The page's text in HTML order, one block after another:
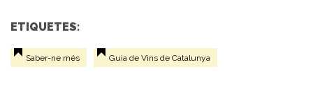
ETIQUETES:
Saber-ne més Guia de Vins de Catalunya